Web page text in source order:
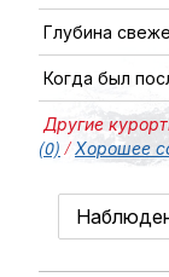
Глубина
Когда был
Другие
(0) /Хорошее